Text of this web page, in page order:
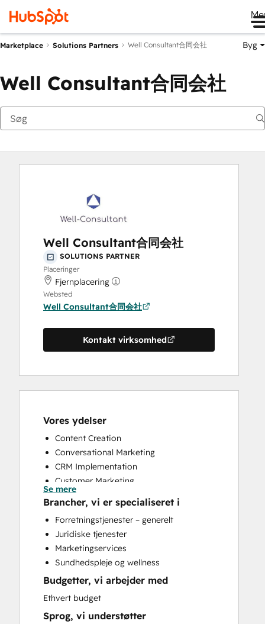
Marketplace Solutions Partners Well Consultant合同会社 Byg
Well Consultant合同会社
Well Consultant合同会社
SOLUTIONS PARTNER
Placeringer
Fjernplacering
Websted
Well Consultant合同会社
Kontakt virksomhed
Vores ydelser
Content Creation
Conversational Marketing
CRM Implementation
Customer Marketing
Customer Survey and Analysis
Email Marketing
Full Inbound Marketing Services
Paid Advertising
Programmable Automation
Se mere
Brancher, vi er specialiseret i
Forretningstjenester – generelt
Juridiske tjenester
Marketingservices
Sundhedspleje og wellness
Budgetter, vi arbejder med
Ethvert budget
Sprog, vi understøtter